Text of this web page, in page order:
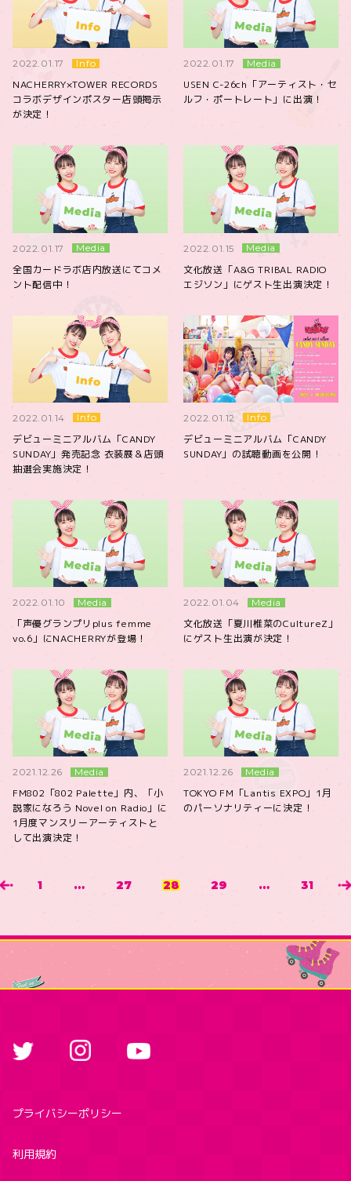
2022.01.17 Info
NACHERRY×TOWER RECORDS
コラボデザインポスター店頭掲示
が決定！
2022.01.17 Media
USEN C-26ch「アーティスト・セ
ルフ・ポートレート」に出演！
2022.01.17 Media
全国カードラボ店内放送にてコメ
ント配信中！
2022.01.15 Media
文化放送「A&G TRIBAL RADIO
エジソン」にゲスト生出演決定！
2022.01.14 Info
デビューミニアルバム「CANDY
SUNDAY」発売記念 衣装展＆店頭
抽選会実施決定！
2022.01.12 Info
デビューミニアルバム「CANDY
SUNDAY」の試聴動画を公開！
2022.01.10 Media
「声優グランプリplus femme
vo.6」にNACHERRYが登場！
2022.01.04 Media
文化放送「夏川椎菜のCultureZ」
にゲスト生出演が決定！
2021.12.26 Media
FM802「802 Palette」内、「小
説家になろう Novel on Radio」に
1月度マンスリーアーティストと
して出演決定！
2021.12.26 Media
TOKYO FM「Lantis EXPO」1月
のパーソナリティーに決定！
1 … 27 28 29 … 31
プライバシーポリシー
利用規約